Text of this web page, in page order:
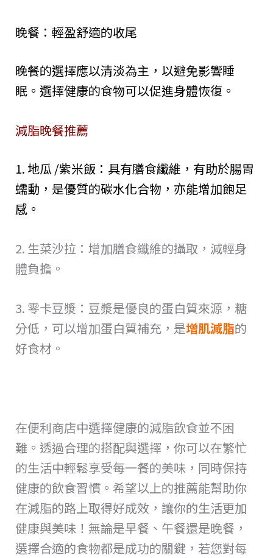
晚餐：輕盈舒適的收尾
晚餐的選擇應以清淡為主，以避免影響睡
眠。選擇健康的食物可以促進身體恢復。
減脂晚餐推薦
1. 地瓜 /紫米飯：具有膳食纖維，有助於腸胃
蠕動，是優質的碳水化合物，亦能增加飽足
感。
2. 生菜沙拉：增加膳食纖維的攝取，減輕身
體負擔。
3. 零卡豆漿：豆漿是優良的蛋白質來源，糖
分低，可以增加蛋白質補充，是增肌減脂的
好食材。
在便利商店中選擇健康的減脂飲食並不困
難。透過合理的搭配與選擇，你可以在繁忙
的生活中輕鬆享受每一餐的美味，同時保持
健康的飲食習慣。希望以上的推薦能幫助你
在減脂的路上取得好成效，讓你的生活更加
健康與美味！無論是早餐、午餐還是晚餐，
選擇合適的食物都是成功的關鍵，若您對每